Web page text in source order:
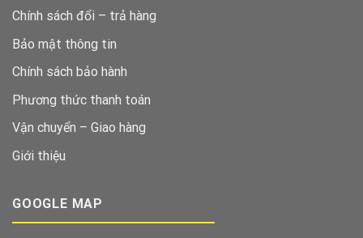
Chính sách đổi – trả hàng
Bảo mật thông tin
Chính sách bảo hành
Phương thức thanh toán
Vận chuyển – Giao hàng
Giới thiệu
GOOGLE MAP